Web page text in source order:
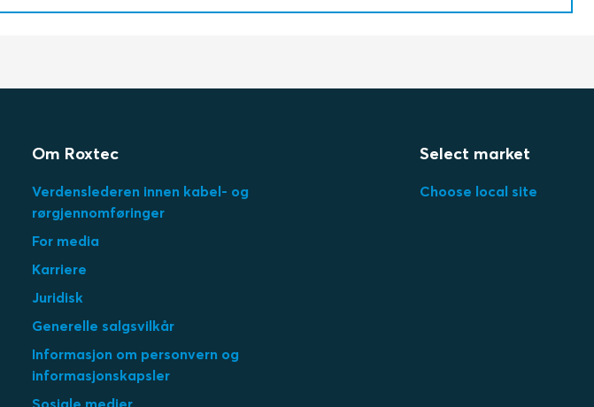
Om Roxtec
Verdenslederen innen kabel- og
rørgjennomføringer
For media
Karriere
Juridisk
Generelle salgsvilkår
Informasjon om personvern og
informasjonskapsler
Sosiale medier
Select market
Choose local site